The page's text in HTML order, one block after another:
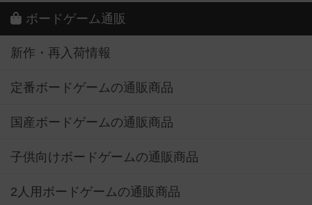
ボードゲーム通販
新作・再入荷情報
定番ボードゲームの通販商品
国産ボードゲームの通販商品
子供向けボードゲームの通販商品
2人用ボードゲームの通販商品